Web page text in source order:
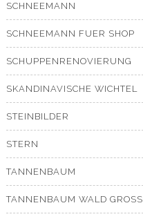
SCHNEEMANN
SCHNEEMANN FUER SHOP
SCHUPPENRENOVIERUNG
SKANDINAVISCHE WICHTEL
STEINBILDER
STERN
TANNENBAUM
TANNENBAUM WALD GROSS